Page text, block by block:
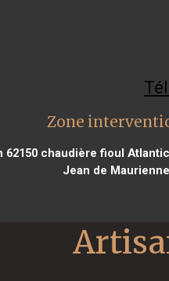
Zone
62150 chaudière fioul
Jean de